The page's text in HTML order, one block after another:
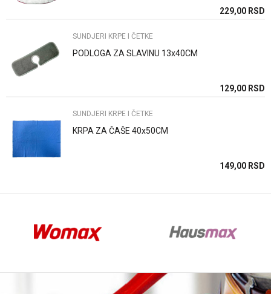
Anti-spam zaštita - izračunajte koliko je 4 + 1 :
POŠALJI
229,00 RSD
SUNDJERI KRPE I ČETKE
PODLOGA ZA SLAVINU 13x40CM
129,00 RSD
SUNDJERI KRPE I ČETKE
KRPA ZA ČAŠE 40x50CM
149,00 RSD